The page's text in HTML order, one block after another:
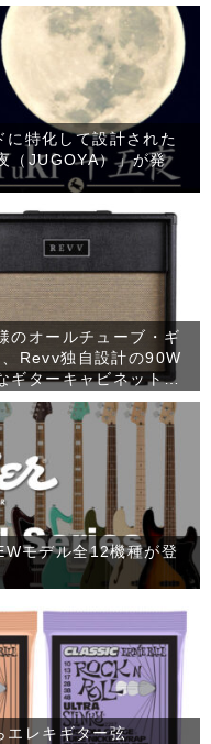
特化して設計された
（JUGOYA）」が発
オールチューブ・ギ
Revv独自設計の90W
ギターキャビネット
モデル全12機種が登
エレキギター弦